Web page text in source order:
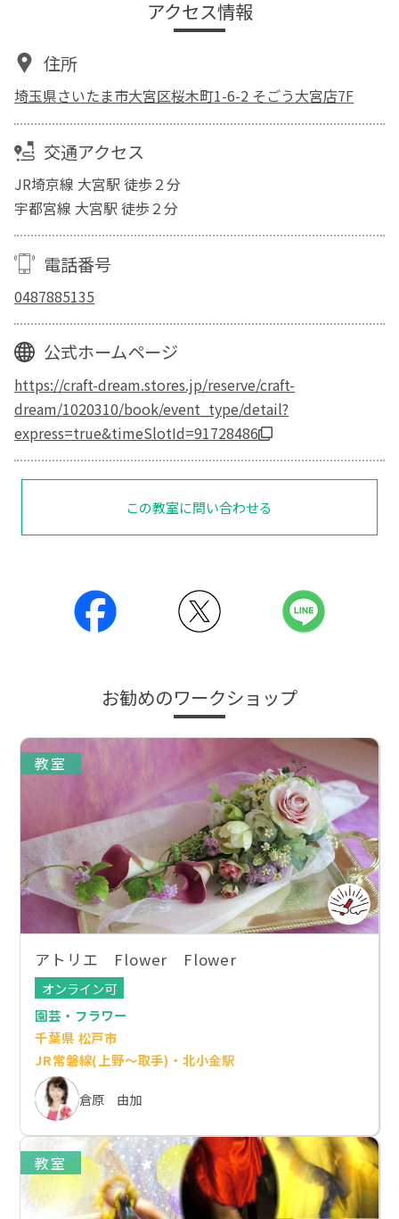
アクセス情報
住所
埼玉県さいたま市大宮区桜木町1-6-2 そごう大宮店7F
交通アクセス
JR埼京線 大宮駅 徒歩２分
宇都宮線 大宮駅 徒歩２分
電話番号
0487885135
公式ホームページ
https://craft-dream.stores.jp/reserve/craft-
dream/1020310/book/event_type/detail?
express=true&timeSlotId=91728486
この教室に問い合わせる
お勧めのワークショップ
教室
アトリエ Flower Flower
オンライン可
園芸・フラワー
千葉県 松戸市
JR常磐線(上野～取手)・北小金駅
倉原 由加
教室